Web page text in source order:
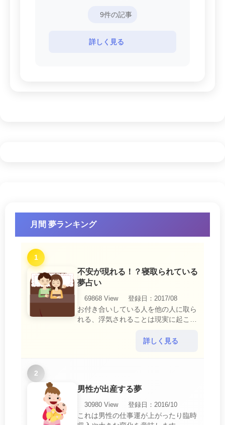
9件の記事
詳しく見る
月間 夢ランキング
1
不安が現れる！？寝取られている
夢占い
69868 View
登録日：2017/08
お付き合いしている人を他の人に取ら
れる、浮気されることは現実に起こる
いにおいて、『寝取られている』夢
詳しく見る
2
男性が出産する夢
30980 View
登録日：2016/10
これは男性の仕事運が上がったり臨時